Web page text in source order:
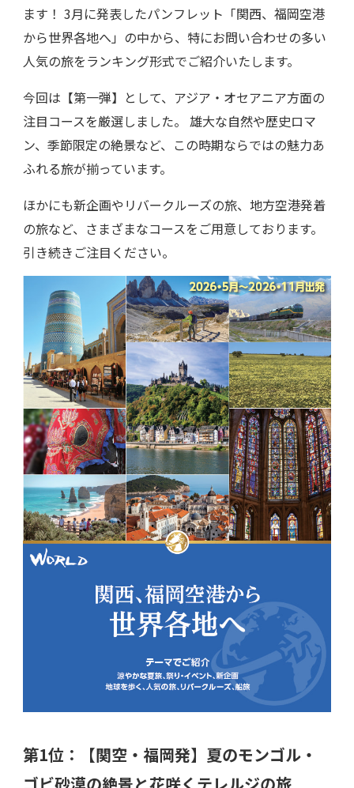
ます！ 3月に発表したパンフレット「関西、福岡空港
から世界各地へ」の中から、特にお問い合わせの多い
人気の旅をランキング形式でご紹介いたします。
今回は【第一弾】として、アジア・オセアニア方面の
注目コースを厳選しました。 雄大な自然や歴史ロマ
ン、季節限定の絶景など、この時期ならではの魅力あ
ふれる旅が揃っています。
ほかにも新企画やリバークルーズの旅、地方空港発着
の旅など、さまざまなコースをご用意しております。
引き続きご注目ください。
第1位：【関空・福岡発】夏のモンゴル・